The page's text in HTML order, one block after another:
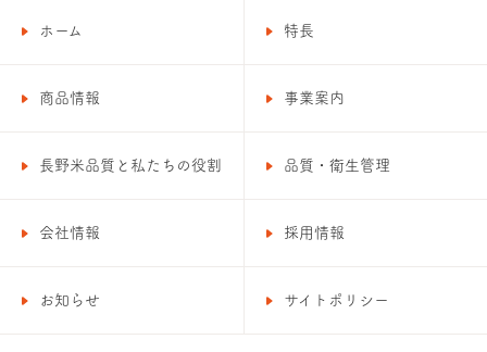
ホーム 特長
商品情報 事業案内
長野米品質と私たちの役割 品質・衛生管理
会社情報 採用情報
お知らせ サイトポリシー